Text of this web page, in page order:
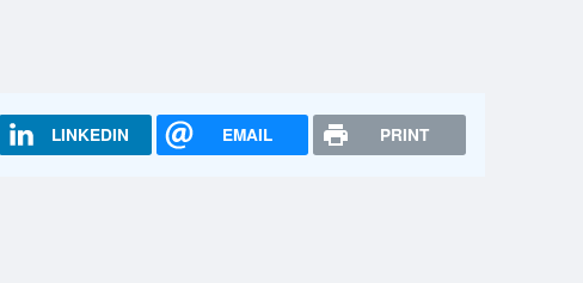
LINKEDIN EMAIL PRINT